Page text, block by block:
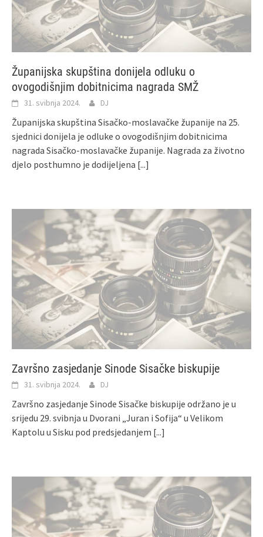
Županijska skupština donijela odluku o
ovogodišnjim dobitnicima nagrada SMŽ
31. svibnja 2024. DJ
Županijska skupština Sisačko-moslavačke županije na 25.
sjednici donijela je odluke o ovogodišnjim dobitnicima
nagrada Sisačko-moslavačke županije. Nagrada za životno
djelo posthumno je dodijeljena [...]
Završno zasjedanje Sinode Sisačke biskupije
31. svibnja 2024. DJ
Završno zasjedanje Sinode Sisačke biskupije održano je u
srijedu 29. svibnja u Dvorani „Juran i Sofija“ u Velikom
Kaptolu u Sisku pod predsjedanjem [...]